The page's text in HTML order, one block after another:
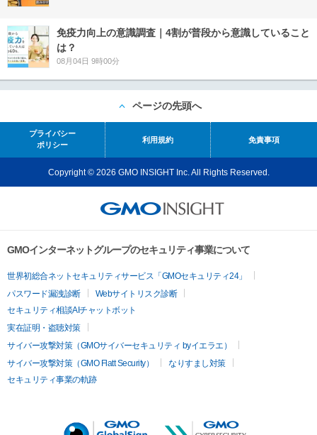
免疫力向上の意識調査｜4割が普段から意識していること
は？
08月04日 9時00分
ページの先頭へ
プライバシー
ポリシー
利用規約 免責事項
Copyright © 2026 GMO INSIGHT Inc. All Rights Reserved.
GMOインターネットグループのセキュリティ事業について
世界初総合ネットセキュリティサービス「GMOセキュリティ24」
パスワード漏洩診断
Webサイトリスク診断
セキュリティ相談AIチャットボット
実在証明・盗聴対策
サイバー攻撃対策（GMOサイバーセキュリティ byイエラエ）
サイバー攻撃対策（GMO Flatt Security）
なりすまし対策
セキュリティ事業の軌跡